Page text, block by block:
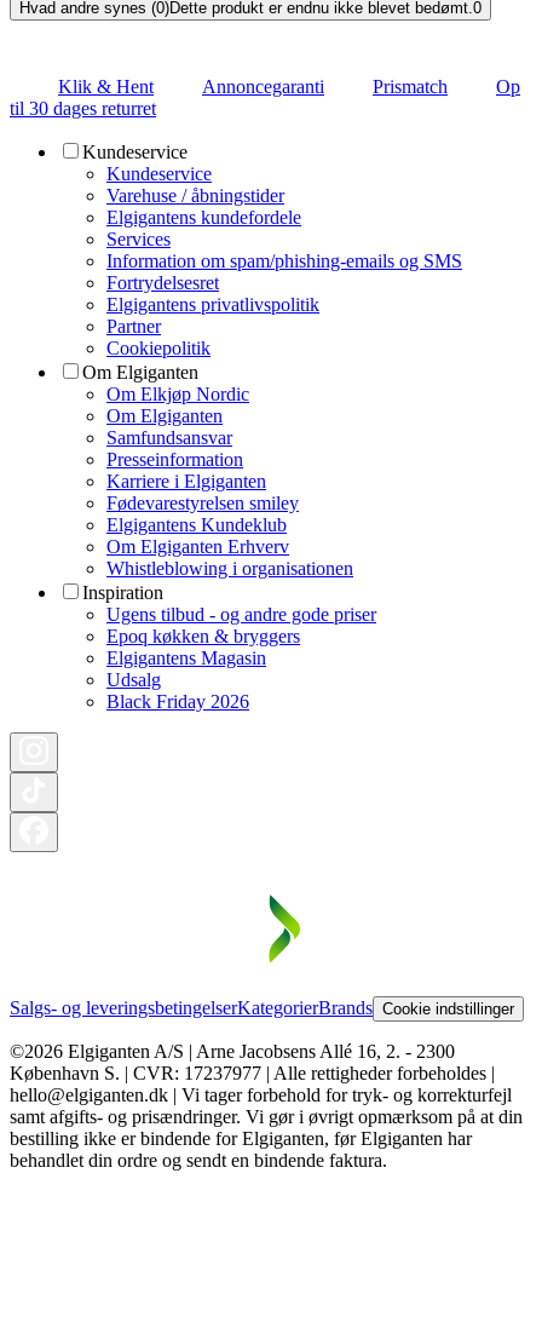
Hvad andre synes (0)Dette produkt er endnu ikke blevet bedømt.0
Klik & Hent Annoncegaranti Prismatch
Op
til 30 dages returret
Kundeservice
Kundeservice
Varehuse / åbningstider
Elgigantens kundefordele
Services
Information om spam/phishing-emails og SMS
Fortrydelsesret
Elgigantens privatlivspolitik
Partner
Cookiepolitik
Om Elgiganten
Om Elkjøp Nordic
Om Elgiganten
Samfundsansvar
Presseinformation
Karriere i Elgiganten
Fødevarestyrelsen smiley
Elgigantens Kundeklub
Om Elgiganten Erhverv
Whistleblowing i organisationen
Inspiration
Ugens tilbud - og andre gode priser
Epoq køkken & bryggers
Elgigantens Magasin
Udsalg
Black Friday 2026
Salgs- og leveringsbetingelserKategorierBrands Cookie indstillinger
©2026 Elgiganten A/S | Arne Jacobsens Allé 16, 2. - 2300
København S. | CVR: 17237977 | Alle rettigheder forbeholdes |
hello@elgiganten.dk | Vi tager forbehold for tryk- og korrekturfejl
samt afgifts- og prisændringer. Vi gør i øvrigt opmærksom på at din
bestilling ikke er bindende for Elgiganten, før Elgiganten har
behandlet din ordre og sendt en bindende faktura.